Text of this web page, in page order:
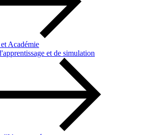
Académie
et de simulation